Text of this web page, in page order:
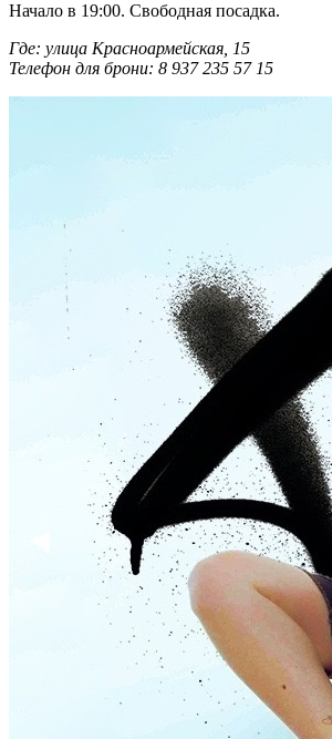
Начало в 19:00. Свободная посадка.
Где: улица Красноармейская, 15
Телефон для брони: 8 937 235 57 15